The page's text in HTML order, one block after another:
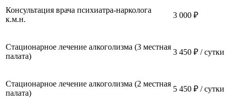
Консультация врача психиатра-нарколога
к.м.н.
3 000 ₽
Стационарное лечение алкоголизма (3 местная
палата)
3 450 ₽ / сутки
Стационарное лечение алкоголизма (2 местная
палата)
5 450 ₽ / сутки